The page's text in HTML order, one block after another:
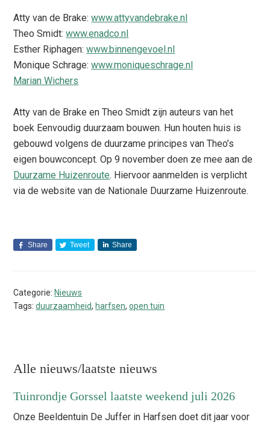
Atty van de Brake:www.attyvandebrake.nl
Theo Smidt:www.enadco.nl
Esther Riphagen:www.binnengevoel.nl
Monique Schrage:www.moniqueschrage.nl
Marian Wichers
Atty van de Brake en Theo Smidt zijn auteurs van het
boek Eenvoudig duurzaam bouwen. Hun houten huis is
gebouwd volgens de duurzame principes van Theo’s
eigen bouwconcept. Op 9 november doen ze mee aan de
Duurzame Huizenroute. Hiervoor aanmelden is verplicht
via de website van de Nationale Duurzame Huizenroute.
Share Tweet Share
Categorie: Nieuws
Tags:duurzaamheid, harfsen,open tuin
Sidebar
Alle nieuws/laatste nieuws
Tuinrondje Gorssel laatste weekend juli 2026
Onze Beeldentuin De Juffer in Harfsen doet dit jaar voor